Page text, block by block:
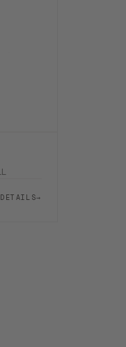
DETAILS→